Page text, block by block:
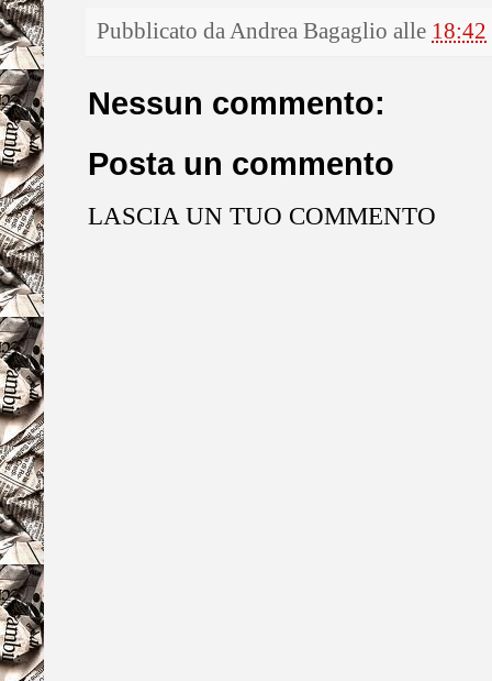
Pubblicato da Andrea Bagaglio alle 18:42
Nessun commento:
Posta un commento
LASCIA UN TUO COMMENTO